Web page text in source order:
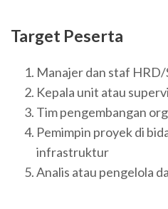
Target Peserta
Manajer dan staf
Kepala unit atau
Tim pengembangan
Pemimpin proyek di
infrastruktur
Analis atau pengelola